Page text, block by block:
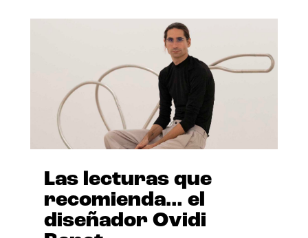
Las lecturas que
recomienda… el
diseñador Ovidi